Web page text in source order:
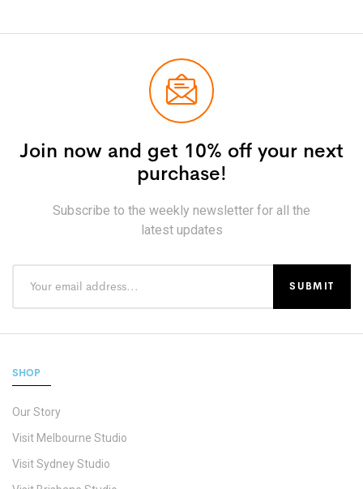
Join now and get 10% off your next
purchase!
Subscribe to the weekly newsletter for all the
latest updates
SHOP
Our Story
Visit Melbourne Studio
Visit Sydney Studio